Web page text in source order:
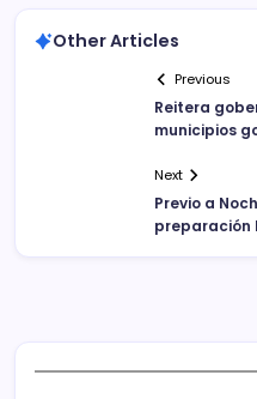
Other Articles
Previous
Reitera
municipios
Next
Previo a
preparación